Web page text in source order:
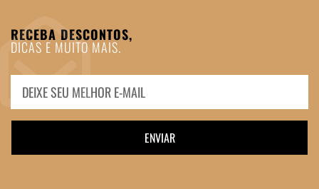
RECEBA DESCONTOS,
DICAS E MUITO MAIS.
ENVIAR